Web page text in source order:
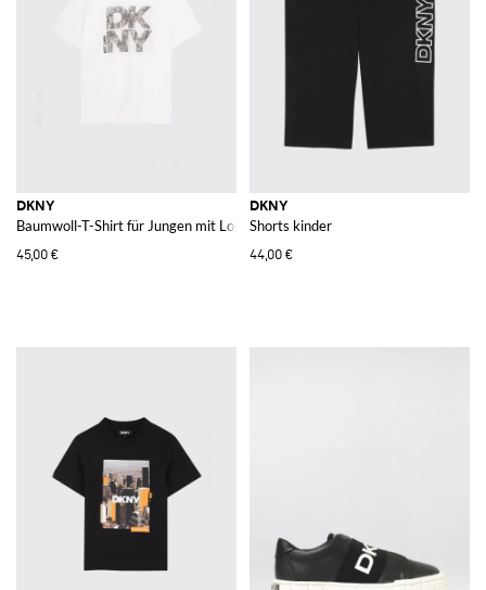
DKNY
Baumwoll-T-Shirt für Jungen mit Logo-Print und überschnittenen Schultern
45,00 €
DKNY
Shorts kinder
44,00 €